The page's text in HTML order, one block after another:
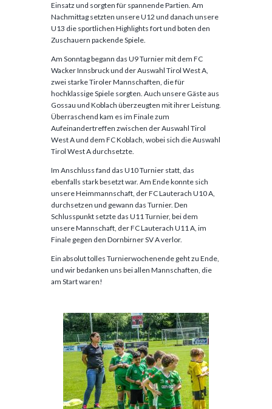
Einsatz und sorgten für spannende Partien. Am
Nachmittag setzten unsere U12 und danach unsere
U13 die sportlichen Highlights fort und boten den
Zuschauern packende Spiele.
Am Sonntag begann das U9 Turnier mit dem FC
Wacker Innsbruck und der Auswahl Tirol West A,
zwei starke Tiroler Mannschaften, die für
hochklassige Spiele sorgten. Auch unsere Gäste aus
Gossau und Koblach überzeugten mit ihrer Leistung.
Überraschend kam es im Finale zum
Aufeinandertreffen zwischen der Auswahl Tirol
West A und dem FC Koblach, wobei sich die Auswahl
Tirol West A durchsetzte.
Im Anschluss fand das U10 Turnier statt, das
ebenfalls stark besetzt war. Am Ende konnte sich
unsere Heimmannschaft, der FC Lauterach U10 A,
durchsetzen und gewann das Turnier. Den
Schlusspunkt setzte das U11 Turnier, bei dem
unsere Mannschaft, der FC Lauterach U11 A, im
Finale gegen den Dornbirner SV A verlor.
Ein absolut tolles Turnierwochenende geht zu Ende,
und wir bedanken uns bei allen Mannschaften, die
am Start waren!